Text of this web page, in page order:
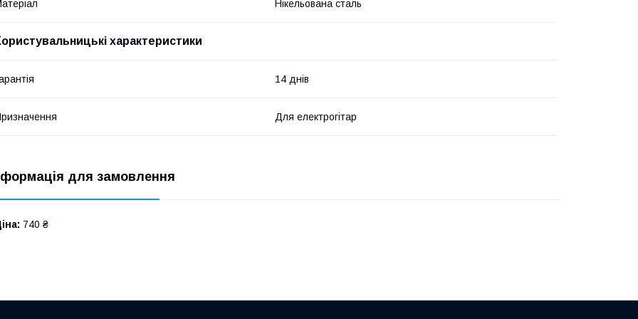
Нікельована сталь
характеристики
14 днів
Для електрогітар
для замовлення
740 ₴